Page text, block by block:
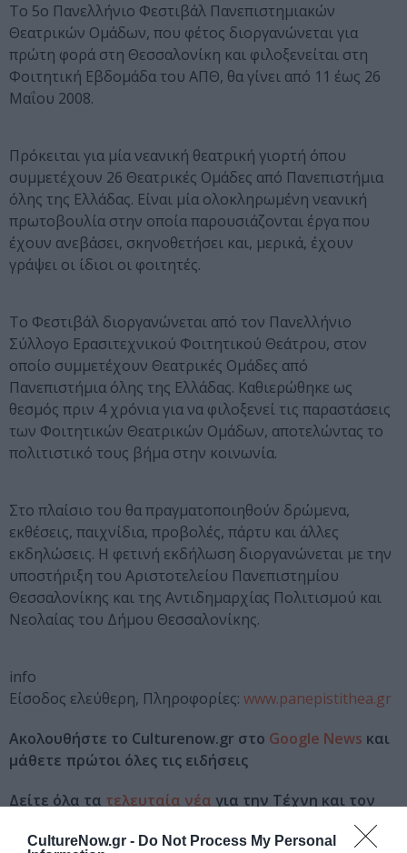
CultureNow.gr - Do Not Process My Personal
Το 5o Πανελλήνιο Φεστιβάλ Πανεπιστημιακών
Θεατρικών Ομάδων, που φέτος διοργανώνεται για
πρώτη φορά στη Θεσσαλονίκη και φιλοξενείται στη
Φοιτητική Εβδομάδα του ΑΠΘ, θα γίνει από 11 έως 26
Μαΐου 2008.
Πρόκειται για μία νεανική θεατρική γιορτή όπου
συμμετέχουν 26 Θεατρικές Ομάδες από Πανεπιστήμια
όλης της Ελλάδας. Είναι μία ολοκληρωμένη νεανική
πρωτοβουλία στην οποία παρουσιάζονται έργα που
έχουν ανεβάσει, σκηνοθετήσει και, μερικά, έχουν
γράψει οι ίδιοι οι φοιτητές.
Tο Φεστιβάλ διοργανώνεται από τον Πανελλήνιο
Σύλλογο Ερασιτεχνικού Φοιτητικού Θεάτρου, στον
οποίο συμμετέχουν Θεατρικές Ομάδες από
Πανεπιστήμια όλης της Ελλάδας. Καθιερώθηκε ως
θεσμός πριν 4 χρόνια για να φιλοξενεί τις παραστάσεις
των Φοιτητικών Θεατρικών Ομάδων, αποτελώντας το
πολιτιστικό τους βήμα στην κοινωνία.
Στο πλαίσιο του θα πραγματοποιηθούν δρώμενα,
εκθέσεις, παιχνίδια, προβολές, πάρτυ και άλλες
εκδηλώσεις. Η φετινή εκδήλωση διοργανώνεται με την
υποστήριξη του Αριστοτελείου Πανεπιστημίου
Θεσσαλονίκης και της Αντιδημαρχίας Πολιτισμού και
Νεολαίας του Δήμου Θεσσαλονίκης.
info
Είσοδος ελεύθερη, Πληροφορίες: www.panepistithea.gr
Ακολουθήστε το Culturenow.gr στο Google News και
μάθετε πρώτοι όλες τις ειδήσεις
Δείτε όλα τα τελευταία νέα για την Τέχνη και τον